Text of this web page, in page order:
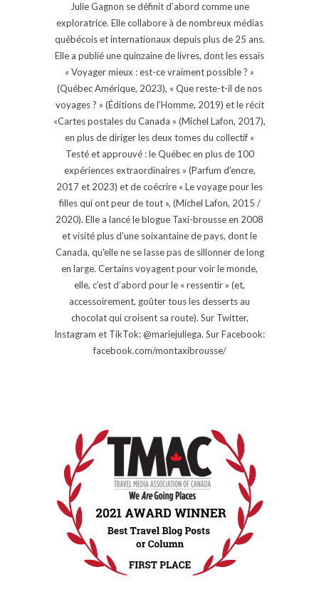
Julie Gagnon se définit d’abord comme une
exploratrice. Elle collabore à de nombreux médias
québécois et internationaux depuis plus de 25 ans.
Elle a publié une quinzaine de livres, dont les essais
« Voyager mieux : est-ce vraiment possible ? »
(Québec Amérique, 2023), « Que reste-t-il de nos
voyages ? » (Éditions de l'Homme, 2019) et le récit
«Cartes postales du Canada » (Michel Lafon, 2017),
en plus de diriger les deux tomes du collectif «
Testé et approuvé : le Québec en plus de 100
expériences extraordinaires » (Parfum d'encre,
2017 et 2023) et de coécrire « Le voyage pour les
filles qui ont peur de tout », (Michel Lafon, 2015 /
2020). Elle a lancé le blogue Taxi-brousse en 2008
et visité plus d'une soixantaine de pays, dont le
Canada, qu'elle ne se lasse pas de sillonner de long
en large. Certains voyagent pour voir le monde,
elle, c’est d’abord pour le « ressentir » (et,
accessoirement, goûter tous les desserts au
chocolat qui croisent sa route). Sur Twitter,
Instagram et TikTok: @mariejuliega. Sur Facebook:
facebook.com/montaxibrousse/